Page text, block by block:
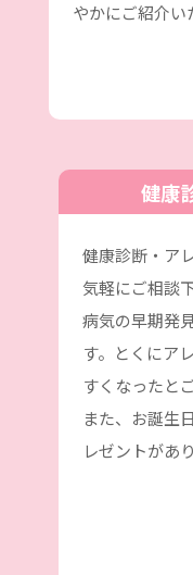
やかにご紹介い
健康
健康診断・ア
気軽にご相談
病気の早期発
す。とくにア
すくなったと
また、お誕生
レゼントがあ